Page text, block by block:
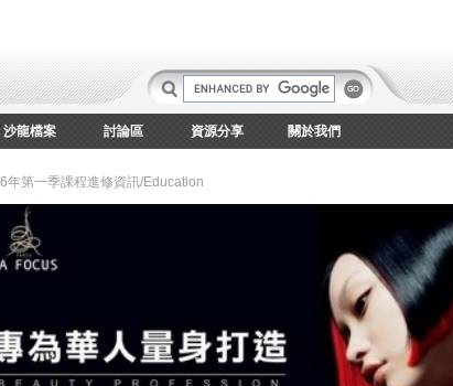
沙龍檔案 討論區 資源分享 關於我們
年第一季課程進修資訊/Education